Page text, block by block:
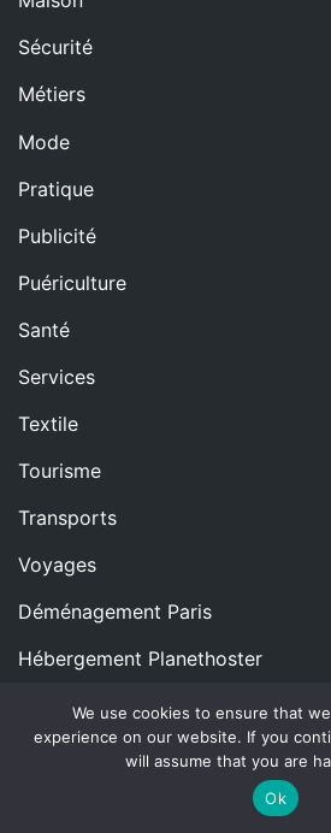
Sécurité
Métiers
Mode
Pratique
Publicité
Puériculture
Santé
Services
Textile
Tourisme
Transports
Voyages
Déménagement Paris
Hébergement Planethoster
Copyright © All rights reserved.
Theme: Blog
We use cookies to ensure that
experience on our website. If you
will assume that you are
Ok